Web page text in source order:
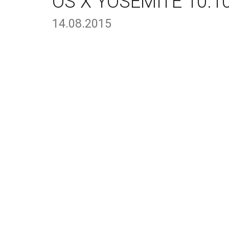
14.08.2015